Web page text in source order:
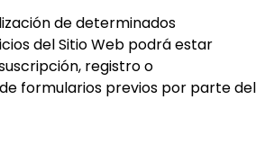
de determinados
del Sitio Web podrá estar
registro o
formularios previos por parte del